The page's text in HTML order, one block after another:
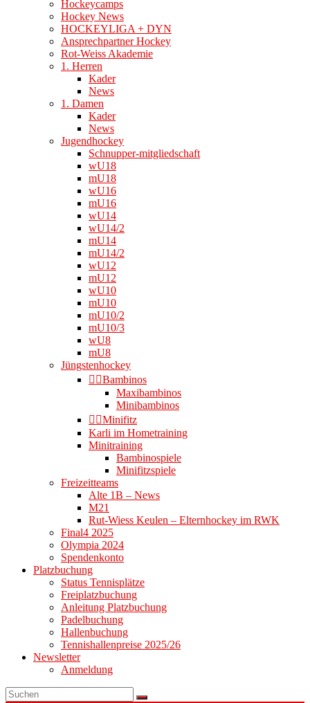
Hockeycamps
Hockey News
HOCKEYLIGA + DYN
Ansprechpartner Hockey
Rot-Weiss Akademie
1. Herren
Kader
News
1. Damen
Kader
News
Jugendhockey
Schnupper-mitgliedschaft
wU18
mU18
wU16
mU16
wU14
wU14/2
mU14
mU14/2
wU12
mU12
wU10
mU10
mU10/2
mU10/3
wU8
mU8
Jüngstenhockey
👉🏻Bambinos
Maxibambinos
Minibambinos
👉🏻Minifitz
Karli im Hometraining
Minitraining
Bambinospiele
Minifitzspiele
Freizeitteams
Alte 1B – News
M21
Rut-Wiess Keulen – Elternhockey im RWK
Final4 2025
Olympia 2024
Spendenkonto
Platzbuchung
Status Tennisplätze
Freiplatzbuchung
Anleitung Platzbuchung
Padelbuchung
Hallenbuchung
Tennishallenpreise 2025/26
Newsletter
Anmeldung